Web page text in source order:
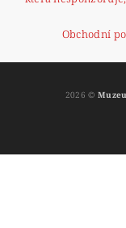
Obchodní
2026 ©